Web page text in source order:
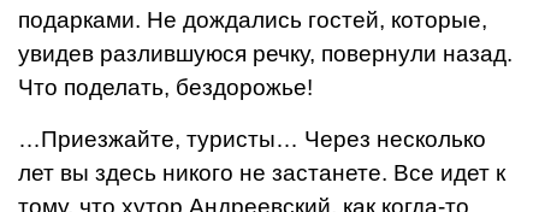
подарками. Не до­ждались гостей, которые,
увидев разлившуюся речку, повернули назад.
Что по­делать, бездорожье!
…Приезжайте, туристы… Через несколько
лет вы здесь никого не застанете. Все идет к
тому, что ху­тор Андреевский, как ког­да-то